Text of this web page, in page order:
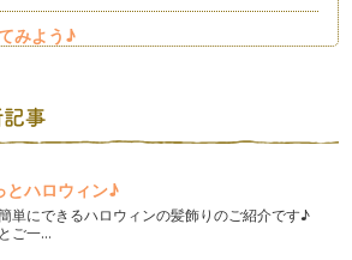
みよう♪
！カイワレダイコンを育ててみよう
り、冬野菜がおいしい季節になってきま
み、霜が…
根を出して育ててみよう♪
り、風もなんだかひんやりしてきて、季
のだなぁ、と感…
とハロウィン♪
単にできるハロウィンの髪飾りのご紹介です♪
ご一…